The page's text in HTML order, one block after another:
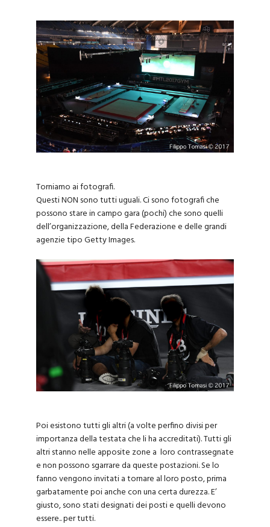
Torniamo ai fotografi.
Questi NON sono tutti uguali. Ci sono fotografi che
possono stare in campo gara (pochi) che sono quelli
dell’organizzazione, della Federazione e delle grandi
agenzie tipo Getty Images.
Poi esistono tutti gli altri (a volte perfino divisi per
importanza della testata che li ha accreditati). Tutti gli
altri stanno nelle apposite zone a loro contrassegnate
e non possono sgarrare da queste postazioni. Se lo
fanno vengono invitati a tornare al loro posto, prima
garbatamente poi anche con una certa durezza. E’
giusto, sono stati designati dei posti e quelli devono
essere.. per tutti.